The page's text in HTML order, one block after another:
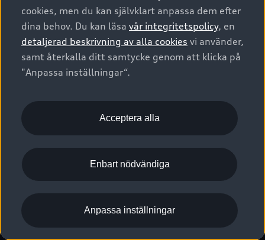
Audi Sport
Audi exclusive
Provkörning
Försäkring
Digitala manualer för din Audi
Audi Collection – livsstilsartiklar
Vanliga frågor
2G/3G nätet stängs ned - Hur påverkas min bil av detta?
Audi Återförsäljare/-serviceverkstad
myAudi
Pressmeddelanden
Nyhetsbrev
Vårt hållbarhetsarbete
Lediga tjänster huvudkontor
Lediga tjänster hos Audi Återförsäljare
Kommentar till mediauppgifter om dataläcka
© 2026 AUDI SVERIGE. All Rights Reserved.
Utgivare Juridiskt
Juridiskt Audi AG
Juridiskt Audi Digital Giveaway
Anpassa inställningar för cookies
Visselblåsarkanaler
cookies, men du kan självklart anpassa dem efter
dina behov. Du kan läsa vår integritetspolicy, en
detaljerad beskrivning av alla cookies vi använder,
samt återkalla ditt samtycke genom att klicka på
"Anpassa inställningar“.
Acceptera alla
Enbart nödvändiga
Anpassa inställningar